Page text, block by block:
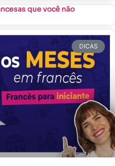
que você não
DICAS